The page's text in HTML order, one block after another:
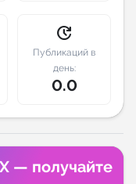
update
Публикаций в
день:
0.0
— получайте